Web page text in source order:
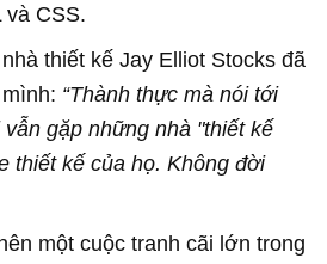
và CSS.
thiết kế Jay Elliot Stocks đã
“Thành thực mà nói tới
gặp những nhà "thiết kế
thiết kế của họ. Không đời
một cuộc tranh cãi lớn trong